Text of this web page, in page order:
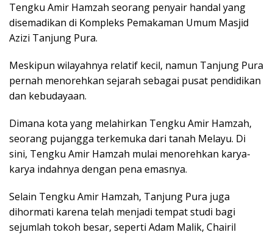
Tengku Amir Hamzah seorang penyair handal yang
disemadikan di Kompleks Pemakaman Umum Masjid
Azizi Tanjung Pura.
Meskipun wilayahnya relatif kecil, namun Tanjung Pura
pernah menorehkan sejarah sebagai pusat pendidikan
dan kebudayaan.
Dimana kota yang melahirkan Tengku Amir Hamzah,
seorang pujangga terkemuka dari tanah Melayu. Di
sini, Tengku Amir Hamzah mulai menorehkan karya-
karya indahnya dengan pena emasnya.
Selain Tengku Amir Hamzah, Tanjung Pura juga
dihormati karena telah menjadi tempat studi bagi
sejumlah tokoh besar, seperti Adam Malik, Chairil